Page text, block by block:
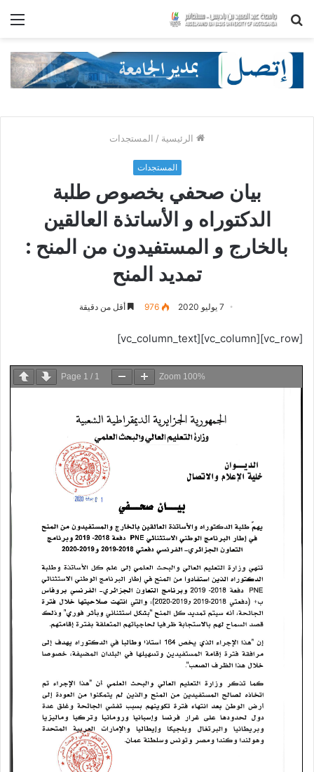
بحث
الرئيسية / المستجدات
المستجدات
بيان صحفي بخصوص طلبة
الدكتوراه و الأساتذة العالقين
بالخارج و المستفيدون من المنح :
تمديد المنح
7 يوليو 2020 976 أقل من دقيقة
[vc_row][vc_column][vc_column_text]
Page 1 / 1 Zoom 100%